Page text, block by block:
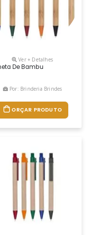
Coloridos. Possui Carga
Ver + Detalhes
De Bambu
Por: Brinderia Brindes
ORÇAR PRODUTO